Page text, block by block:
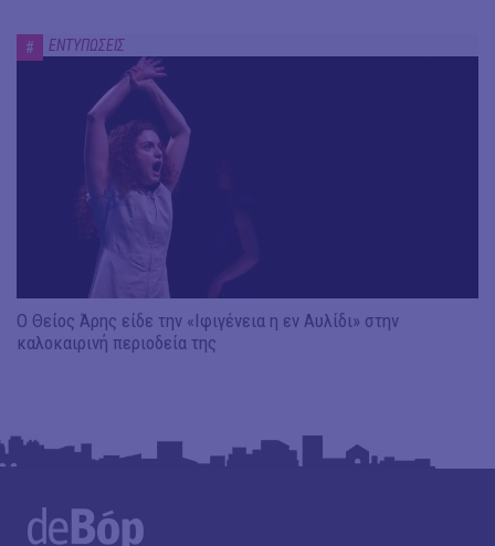
# ΕΝΤΥΠΩΣΕΙΣ
Ο Θείος Άρης είδε την «Ιφιγένεια η εν Αυλίδι» στην
καλοκαιρινή περιοδεία της